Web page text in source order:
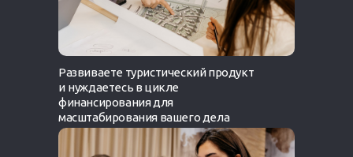
Развиваете туристический продукт
и нуждаетесь в цикле
финансирования для
масштабирования вашего дела